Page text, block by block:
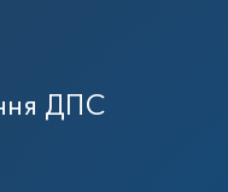
ДПС